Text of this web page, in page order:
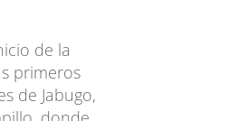
de la
primeros
de Jabugo,